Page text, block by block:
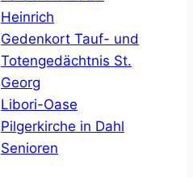
Heinrich
Gedenkort Tauf- und
Totengedächtnis St.
Georg
Libori-Oase
Pilgerkirche in Dahl
Senioren